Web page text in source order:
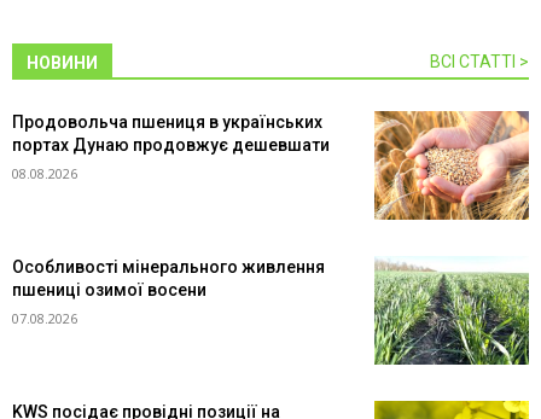
НОВИНИ ВСІ СТАТТІ >
Продовольча пшениця в українських
портах Дунаю продовжує дешевшати
08.08.2026
Особливості мінерального живлення
пшениці озимої восени
07.08.2026
KWS посідає провідні позиції на